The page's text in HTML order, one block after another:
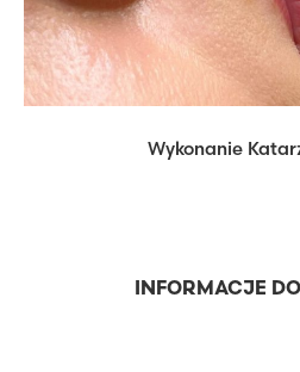
Wykonanie
INFORMACJE